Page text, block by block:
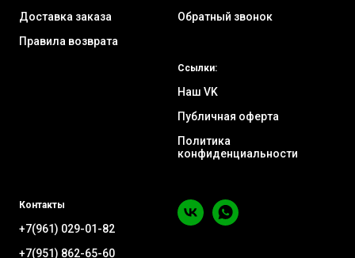
Доставка заказа
Правила возврата
Обратный звонок
Ссылки:
Наш VK
Публичная оферта
Политика
конфиденциальности
Контакты
+7(961) 029-01-82
+7(951) 862-65-60